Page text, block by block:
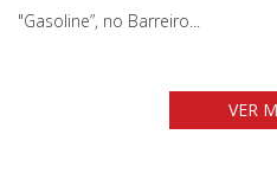
"Gasoline”, no Barreiro...
VER